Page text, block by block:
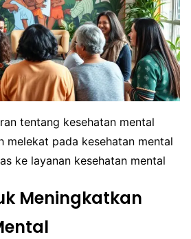
tentang kesehatan mental
melekat pada kesehatan mental
ke layanan kesehatan mental
Meningkatkan